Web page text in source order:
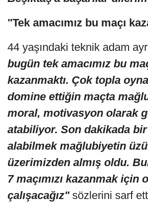
"Tek amacımız bu maçı
44 yaşındaki teknik adam
bugün tek amacımız bu
kazanmaktı. Çok topla
domine ettiğin maçta
moral, motivasyon olarak
atabiliyor. Son dakikada bir
alabilmek mağlubiyetin
üzerimizden almış oldu.
7 maçımızı kazanmak için
çalışacağız"sözlerini sarf